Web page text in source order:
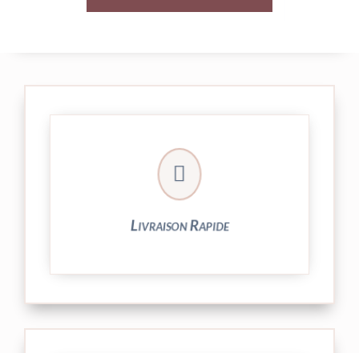

Livraison Rapide
Votre commande est expédiée sous
24/48h et livrée par Colissimo.